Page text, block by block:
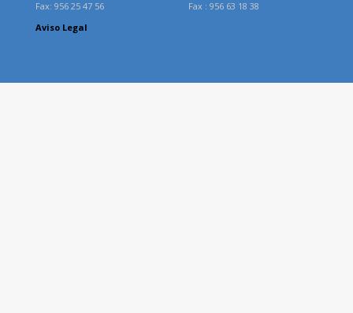
Fax: 956 25 47 56
Fax : 956 63 18 38
Aviso Legal